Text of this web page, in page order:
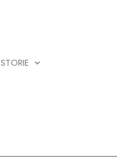
STORIE